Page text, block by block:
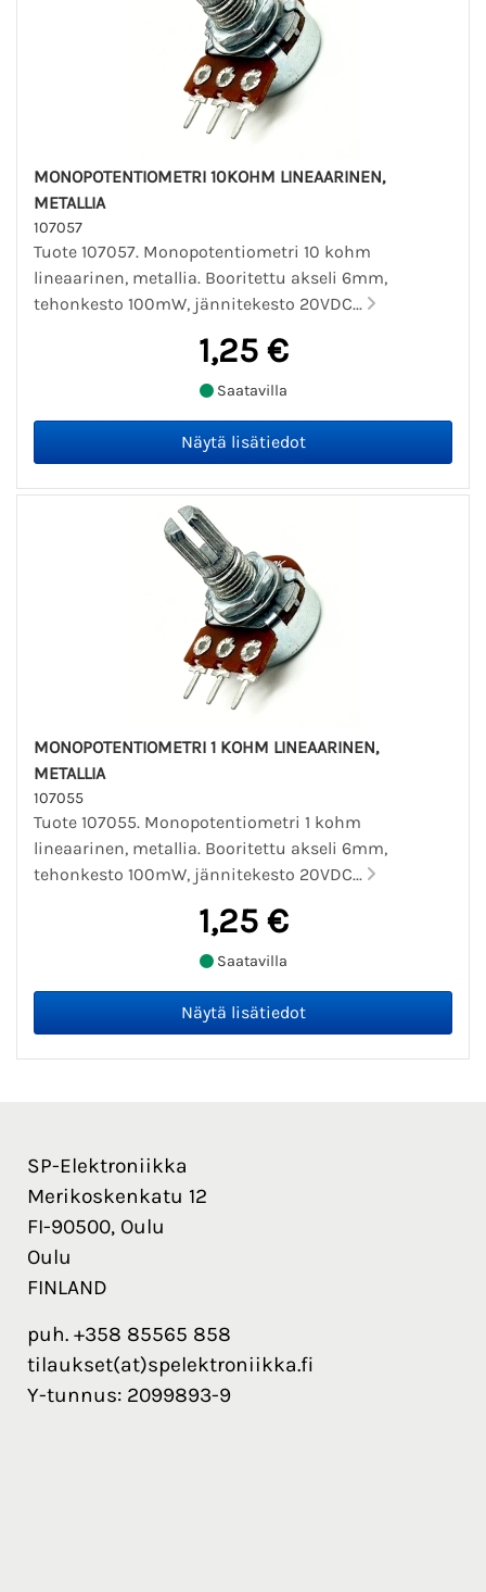
MONOPOTENTIOMETRI 10KOHM LINEAARINEN,
METALLIA
107057
Tuote 107057. Monopotentiometri 10 kohm
lineaarinen, metallia. Booritettu akseli 6mm,
tehonkesto 100mW, jännitekesto 20VDC...
1,25 €
Saatavilla
MONOPOTENTIOMETRI 1 KOHM LINEAARINEN,
METALLIA
107055
Tuote 107055. Monopotentiometri 1 kohm
lineaarinen, metallia. Booritettu akseli 6mm,
tehonkesto 100mW, jännitekesto 20VDC...
1,25 €
Saatavilla
SP-Elektroniikka
Merikoskenkatu 12
FI-90500, Oulu
Oulu
FINLAND
puh. +358 85565 858
tilaukset(at)spelektroniikka.fi
Y-tunnus: 2099893-9